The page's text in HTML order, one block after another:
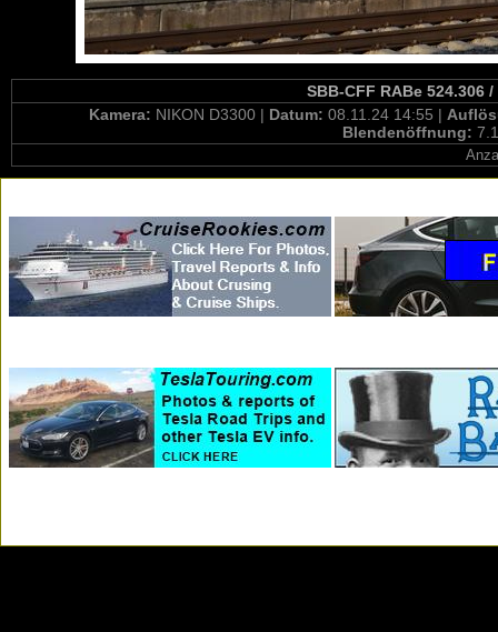
SBB-CFF RABe 524.306
Kamera: NIKON D3300 | Datum: 08.11.24 14:55 |
Blendenöffnung: